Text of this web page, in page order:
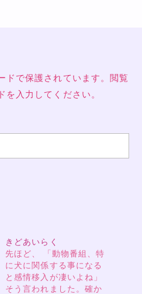
ドで保護されています。閲覧
入力してください。
きどあいらく
先ほど、 「動物番組、特
に犬に関係する事になる
と感情移入が凄いよね」
そう言われました。確か